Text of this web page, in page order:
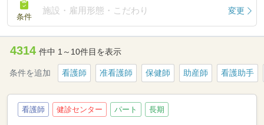
条件
施設・雇用形態・こだわり 変更
4314 件中 1～10件目を表示
条件を追加 看護師 准看護師 保健師 助産師 看護助手
看護師 健診センター パート 長期